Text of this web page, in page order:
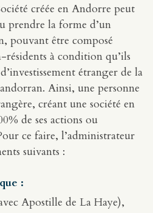
créée en Andorre peut
prendre la forme d’un
pouvant être composé
à condition qu’ils
étranger de la
Ainsi, une personne
créant une société en
de ses actions ou
ce faire, l’administrateur
suivants :
:
Apostille de La Haye),